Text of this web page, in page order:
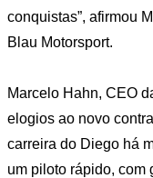
conquistas”, afirmou
Blau Motorsport.
Marcelo Hahn, CEO
elogios ao novo
carreira do Diego há
um piloto rápido, com